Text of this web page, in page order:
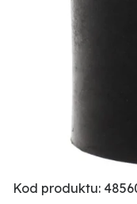
Kod produktu: